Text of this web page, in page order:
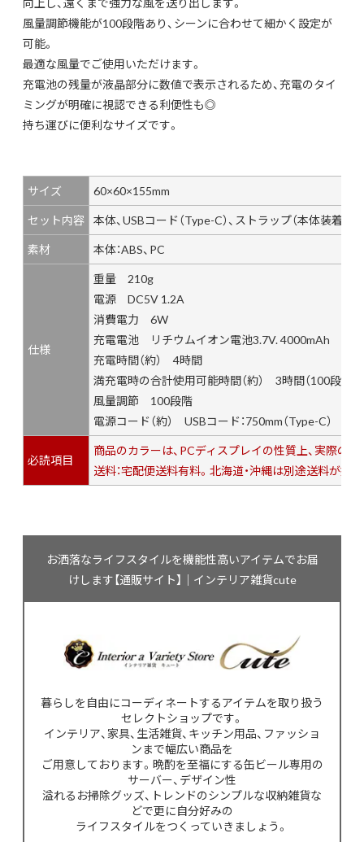
風量調節機能が100段階あり、シーンに合わせて細かく設定が
可能。
最適な風量でご使用いただけます。
充電池の残量が液晶部分に数値で表示されるため、充電のタイ
ミングが明確に視認できる利便性も◎
持ち運びに便利なサイズです。
サイズ
60×60×155mm
セット内容 本体、USBコード（Type-C）、ストラップ（本体装着済
素材
本体：ABS、PC
仕様
重量 210g
電源 DC5V 1.2A
消費電力 6W
充電電池 リチウムイオン電池3.7V. 4000mAh
充電時間（約） 4時間
満充電時の合計使用可能時間（約） 3時間（100段階）
風量調節 100段階
電源コード（約） USBコード：750mm（Type-C）
必読項目
商品のカラーは、PCディスプレイの性質上、実際の
送料：宅配便送料有料。北海道・沖縄は別途送料が掛
お洒落なライフスタイルを機能性高いアイテムでお届
けします【通販サイト】｜インテリア雑貨cute
暮らしを自由にコーディネートするアイテムを取り扱う
セレクトショップです。
インテリア、家具、生活雑貨、キッチン用品、ファッショ
ンまで幅広い商品を
ご用意しております。晩酌を至福にする缶ビール専用の
サーバー、デザイン性
溢れるお掃除グッズ、トレンドのシンプルな収納雑貨な
どで更に自分好みの
ライフスタイルをつくっていきましょう。